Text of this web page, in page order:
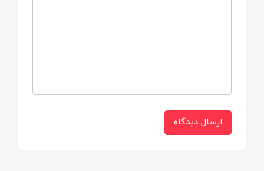
دارای آویز آینه ای نشکن
ارسال دیدگاه